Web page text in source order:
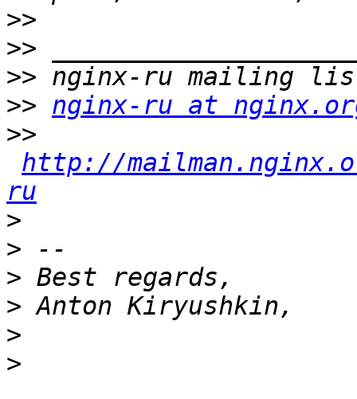
>>
>>
>>
>> nginx-ru at
>>
http://
ru
>
>
>
>
>
>